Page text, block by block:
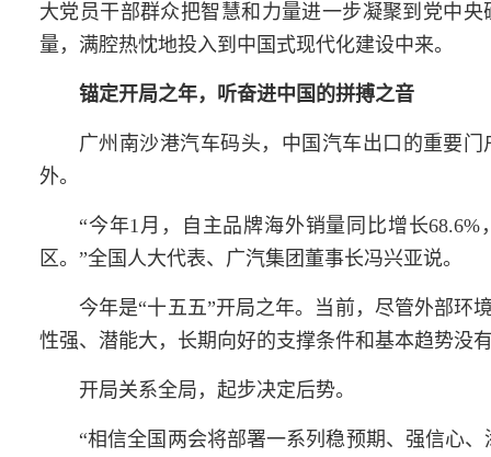
大党员干部群众把智慧和力量进一步凝聚到党中
量，满腔热忱地投入到中国式现代化建设中来。
锚定开局之年，听奋进中国的拼搏之音
广州南沙港汽车码头，中国汽车出口的重要
外。
“今年1月，自主品牌海外销量同比增长
区。”全国人大代表、广汽集团董事长冯兴亚说。
今年是“十五五”开局之年。当前，尽管外部环
性强、潜能大，长期向好的支撑条件和基本趋势没
开局关系全局，起步决定后势。
“相信全国 两会将部署一系列稳预期、强信心